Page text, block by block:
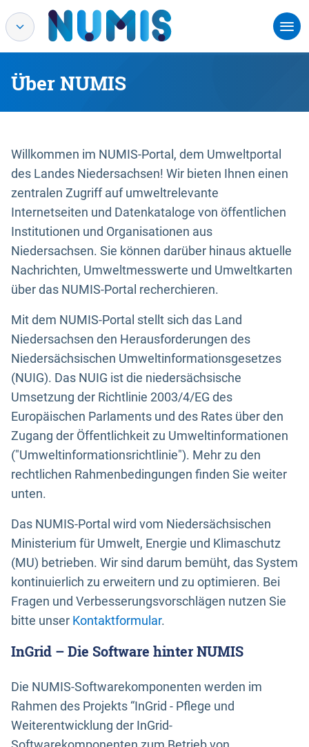
Über NUMIS
Willkommen im NUMIS-Portal, dem Umweltportal
des Landes Niedersachsen! Wir bieten Ihnen einen
zentralen Zugriff auf umweltrelevante
Internetseiten und Datenkataloge von öffentlichen
Institutionen und Organisationen aus
Niedersachsen. Sie können darüber hinaus aktuelle
Nachrichten, Umweltmesswerte und Umweltkarten
über das NUMIS-Portal recherchieren.
Mit dem NUMIS-Portal stellt sich das Land
Niedersachsen den Herausforderungen des
Niedersächsischen Umweltinformationsgesetzes
(NUIG). Das NUIG ist die niedersächsische
Umsetzung der Richtlinie 2003/4/EG des
Europäischen Parlaments und des Rates über den
Zugang der Öffentlichkeit zu Umweltinformationen
("Umweltinformationsrichtlinie"). Mehr zu den
rechtlichen Rahmenbedingungen finden Sie weiter
unten.
Das NUMIS-Portal wird vom Niedersächsischen
Ministerium für Umwelt, Energie und Klimaschutz
(MU) betrieben. Wir sind darum bemüht, das System
kontinuierlich zu erweitern und zu optimieren. Bei
Fragen und Verbesserungsvorschlägen nutzen Sie
bitte unser Kontaktformular.
InGrid – Die Software hinter NUMIS
Die NUMIS-Softwarekomponenten werden im
Rahmen des Projekts “InGrid - Pflege und
Weiterentwicklung der InGrid-